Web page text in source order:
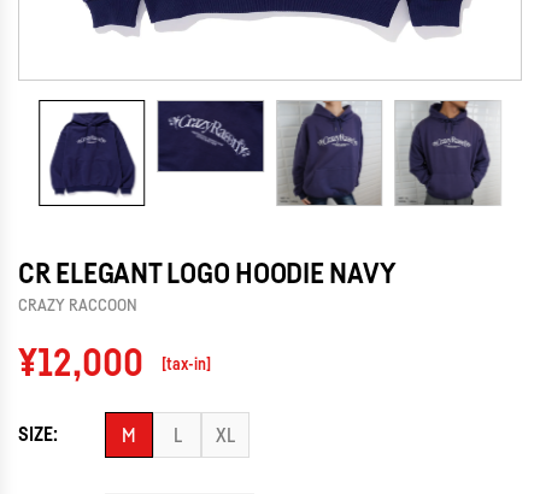
CR ELEGANT LOGO HOODIE NAVY
CRAZY RACCOON
Regular
price
¥12,000 [tax-in]
SIZE: M L XL